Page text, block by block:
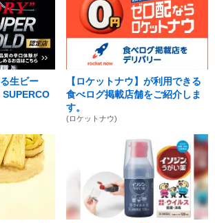
生ビー
【ロケットナウ】が利用できる
食べログ掲載店舗をご紹介しま
す。
(ロケットナウ)